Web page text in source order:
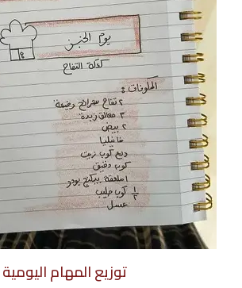
توزيع المهام اليومية